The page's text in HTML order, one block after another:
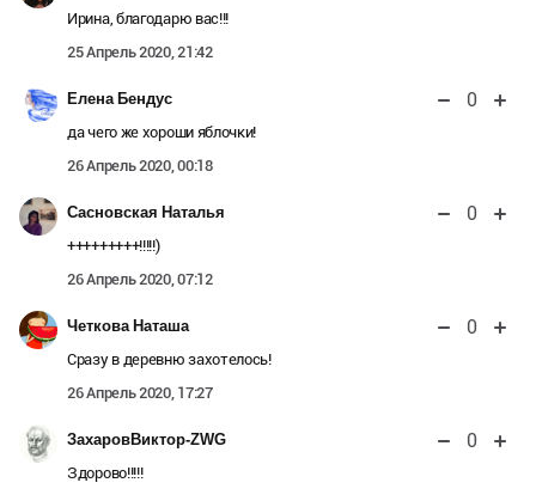
Ирина, благодарю вас!!!
25 Апрель 2020, 21:42
Елена Бендус 0
да чего же хороши яблочки!
26 Апрель 2020, 00:18
Сасновская Наталья 0
+++++++++!!!!!)
26 Апрель 2020, 07:12
Четкова Наташа 0
Сразу в деревню захотелось!
26 Апрель 2020, 17:27
ЗахаровВиктор-ZWG 0
Здорово!!!!!